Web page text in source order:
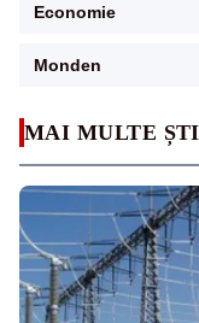
MAI MULTE
Economie
Monden